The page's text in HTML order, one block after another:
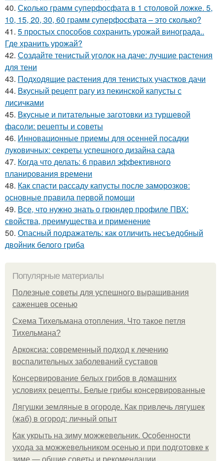
40. Сколько грамм суперфосфата в 1 столовой ложке. 5,
10, 15, 20, 30, 60 грамм суперфосфата – это сколько?
41. 5 простых способов сохранить урожай винограда..
Где хранить урожай?
42. Создайте тенистый уголок на даче: лучшие растения
для тени
43. Подходящие растения для тенистых участков дачи
44. Вкусный рецепт рагу из пекинской капусты с
лисичками
45. Вкусные и питательные заготовки из туршевой
фасоли: рецепты и советы
46. Инновационные приемы для осенней посадки
луковичных: секреты успешного дизайна сада
47. Когда что делать: 6 правил эффективного
планирования времени
48. Как спасти рассаду капусты после заморозков:
основные правила первой помощи
49. Все, что нужно знать о грюндер профиле ПВХ:
свойства, преимущества и применение
50. Опасный подражатель: как отличить несъедобный
двойник белого гриба
Популярные материалы
Полезные советы для успешного выращивания
саженцев осенью
Схема Тихельмана отопления. Что такое петля
Тихельмана?
Аркоксиа: современный подход к лечению
воспалительных заболеваний суставов
Консервирование белых грибов в домашних
условиях рецепты. Белые грибы консервированные
Лягушки земляные в огороде. Как привлечь лягушек
(жаб) в огород: личный опыт
Как укрыть на зиму можжевельник. Особенности
ухода за можжевельником осенью и при подготовке к
зиме — общие советы и рекомендации